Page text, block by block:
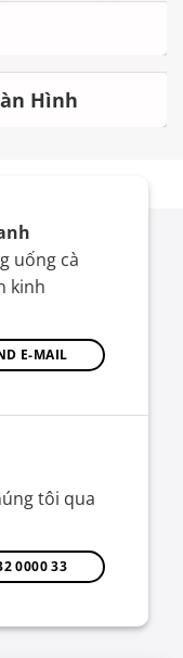
Hình
uống cà
kinh
E-MAIL
tôi qua
0000 33